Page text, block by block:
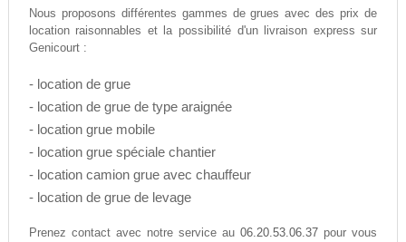
Nous proposons différentes gammes de grues avec des prix de
location raisonnables et la possibilité d'un livraison express sur
Genicourt :
- location de grue
- location de grue de type araignée
- location grue mobile
- location grue spéciale chantier
- location camion grue avec chauffeur
- location de grue de levage
Prenez contact avec notre service au06.20.53.06.37 pour vous